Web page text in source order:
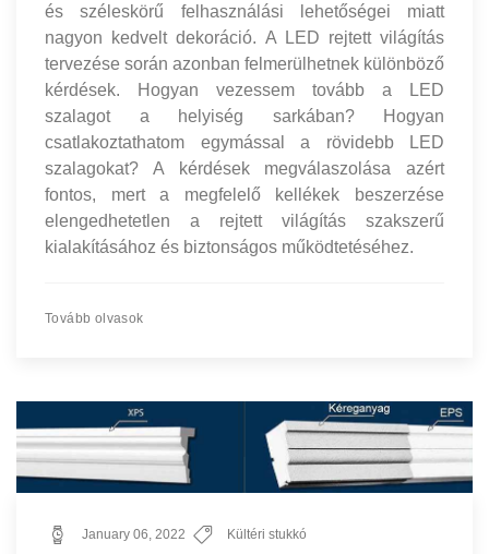
és széleskörű felhasználási lehetőségei miatt
nagyon kedvelt dekoráció. A LED rejtett világítás
tervezése során azonban felmerülhetnek különböző
kérdések. Hogyan vezessem tovább a LED
szalagot a helyiség sarkában? Hogyan
csatlakoztathatom egymással a rövidebb LED
szalagokat? A kérdések megválaszolása azért
fontos, mert a megfelelő kellékek beszerzése
elengedhetetlen a rejtett világítás szakszerű
kialakításához és biztonságos működtetéséhez.
Tovább olvasok
January 06, 2022 Kültéri stukkó